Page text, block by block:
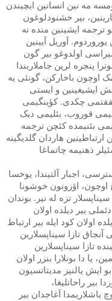
مه نین انسانین ایچیندن
بیر خشنودلوغون
ترجمه ایشینین منده نه
یوروردوم. آوریل آیینین
اولدوغو بیر گون
پنجره لرین جاملاریندا
اوچون باخارکن، گونئی یه
ایشیغینین و ایستی
چکدی. کؤینگیمی
قوروب، بئلیمی دیک
بئنیمده کئچن ترجمه
هاردان گلدیگینه
ذهنیمه چاتماغا
اجبار آلتیندا، یوخسا
اوچون، اؤزونون خوشونا
تزه له نیر. بوندان
بیر دیلده اولان
اولان کود ایله بیر ارتباط
آنجاق تازا سیناپسلارین
تازا سیناپسلارین
یا دا بونلارا بنزر اولان
ایش یالنیز مدیتاتسیون
بیر راحاتلیغا،
یاشلاریمدا آغاجدان بیر